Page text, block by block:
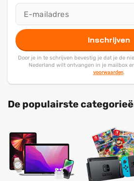
Inschrijven
Door je in te schrijven bevestig je dat je de
Nederland wilt ontvangen in je mailbox
voorwaarden.
De populairste